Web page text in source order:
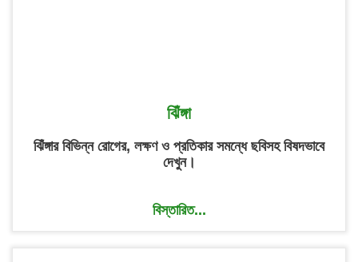
ঝিঁঙ্গা
ঝিঁঙ্গার বিভিন্ন রোগের, লক্ষণ ও প্রতিকার সমন্ধে ছবিসহ বিষদভাবে
দেখুন।
বিস্তারিত...